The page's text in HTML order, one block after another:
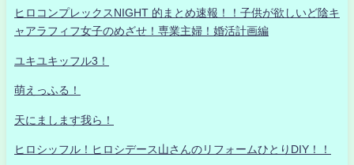
ヒロコンプレックスNIGHT 的まとめ速報！！子供が欲しいど陰キ
ャアラフィフ女子のめざせ！専業主婦！婚活計画編
ユキユキッフル3！
萌えっふる！
天にまします我ら！
ヒロシッフル！ヒロシデース山さんのリフォームひとりDIY！！